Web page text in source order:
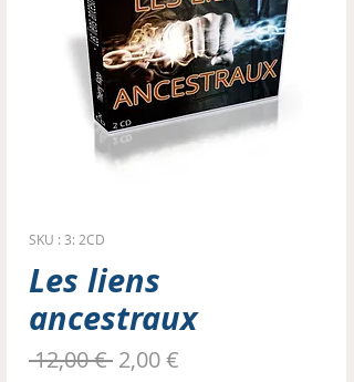
SKU : 3: 2CD
Les liens
ancestraux
12,00 € Prix
2,00 €